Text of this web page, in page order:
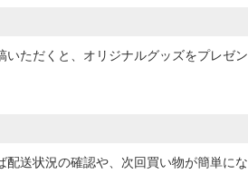
いただくと、オリジナルグッズをプレゼン
配送状況の確認や、次回買い物が簡単にな